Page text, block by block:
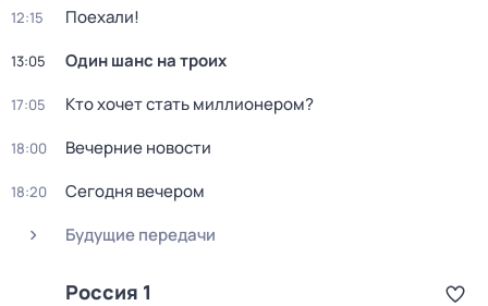
12:15 Поехали!
13:05 Один шанс на троих
17:05 Кто хочет стать миллионером?
18:00 Вечерние новости
18:20
Сегодня вечером
Будущие передачи
Россия 1